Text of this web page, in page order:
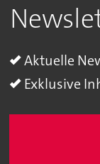
Aktuelle
Exklusive